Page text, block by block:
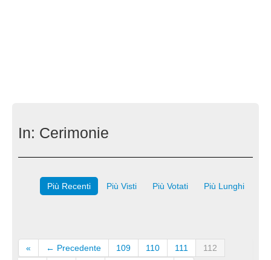
In: Cerimonie
Più Recenti Più Visti Più Votati Più Lunghi
« ← Precedente 109 110 111
112